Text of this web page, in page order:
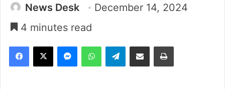
News Desk
December 14, 2024
4 minutes read
Facebook
X MessengerWhatsAppTelegramShare via Email Print